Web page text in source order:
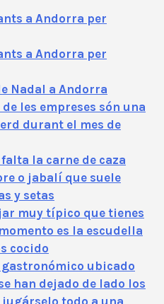
a Andorra per
a Andorra per
Nadal a Andorra
les empreses són una
durant el mes de
la carne de caza
o jabalí que suele
y setas
muy típico que tienes
es la escudella
cocido
ubicado
han dejado de lado los
todo a una